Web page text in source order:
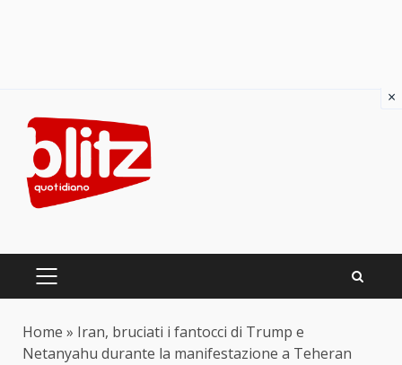
content
PRIMARY
Home » Iran, bruciati i fantocci di Trump e
Netanyahu durante la manifestazione a Teheran
×